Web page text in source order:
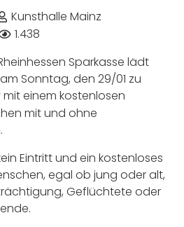
Kunsthalle Mainz
1.438
Sparkasse lädt
Sonntag, den 29/01 zu
mit einem kostenlosen
mit und ohne
Eintritt und ein kostenloses
egal ob jung oder alt,
Geflüchtete oder